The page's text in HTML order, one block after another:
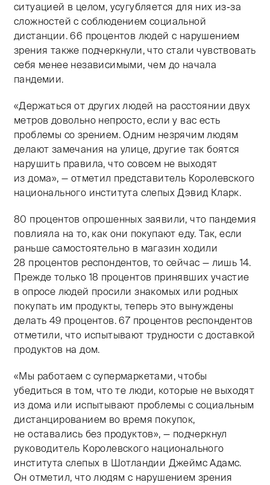
ситуацией в целом, усугубляется для них из-за
сложностей с соблюдением социальной
дистанции. 66 процентов людей с нарушением
зрения также подчеркнули, что стали чувствовать
себя менее независимыми, чем до начала
пандемии.
«Держаться от других людей на расстоянии двух
метров довольно непросто, если у вас есть
проблемы со зрением. Одним незрячим людям
делают замечания на улице, другие так боятся
нарушить правила, что совсем не выходят
из дома», — отметил представитель Королевского
национального института слепых Дэвид Кларк.
80 процентов опрошенных заявили, что пандемия
повлияла на то, как они покупают еду. Так, если
раньше самостоятельно в магазин ходили
28 процентов респондентов, то сейчас — лишь 14.
Прежде только 18 процентов принявших участие
в опросе людей просили знакомых или родных
покупать им продукты, теперь это вынуждены
делать 49 процентов. 67 процентов респондентов
отметили, что испытывают трудности с доставкой
продуктов на дом.
«Мы работаем с супермаркетами, чтобы
убедиться в том, что те люди, которые не выходят
из дома или испытывают проблемы с социальным
дистанцированием во время покупок,
не оставались без продуктов», — подчеркнул
руководитель Королевского национального
института слепых в Шотландии Джеймс Адамс.
Он отметил, что людям с нарушением зрения